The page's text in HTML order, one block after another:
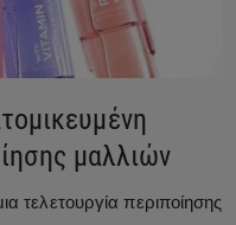
μαλλιών
τελετουργία περιποίησης